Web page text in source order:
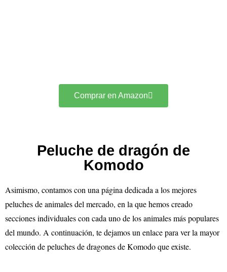
Comprar en Amazon
Peluche de dragón de
Komodo
Asimismo, contamos con una página dedicada a los mejores
peluches de animales del mercado, en la que hemos creado
secciones individuales con cada uno de los animales más populares
del mundo. A continuación, te dejamos un enlace para ver la mayor
colección de peluches de dragones de Komodo que existe.